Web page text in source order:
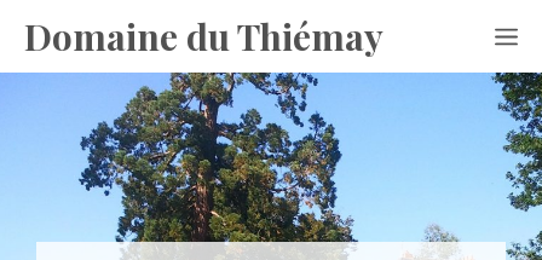
Domaine du Thiémay